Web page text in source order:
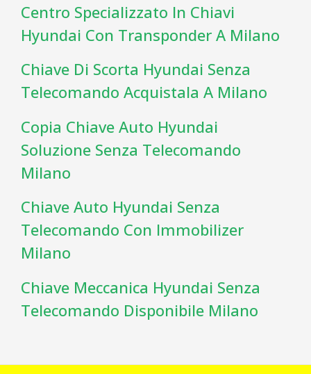
Centro Specializzato In Chiavi
Hyundai Con Transponder A Milano
Chiave Di Scorta Hyundai Senza
Telecomando Acquistala A Milano
Copia Chiave Auto Hyundai
Soluzione Senza Telecomando
Milano
Chiave Auto Hyundai Senza
Telecomando Con Immobilizer
Milano
Chiave Meccanica Hyundai Senza
Telecomando Disponibile Milano